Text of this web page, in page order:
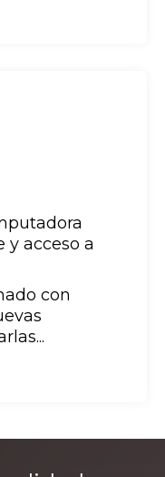
y acceso a
con